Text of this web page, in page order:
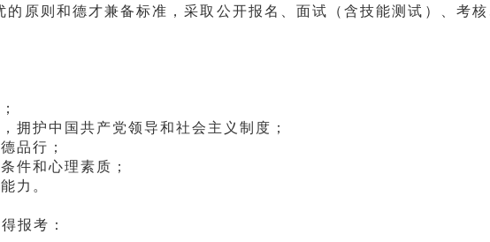
原则和德才兼备标准，采取公开报名、面试（含技能测试）、考核
护中国共产党领导和社会主义制度；
品行；
件和心理素质；
力。
报考：